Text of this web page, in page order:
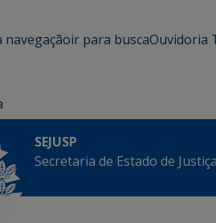
navegaçãoir para buscaOuvidoria
SEJUSP
Secretaria de Estado de